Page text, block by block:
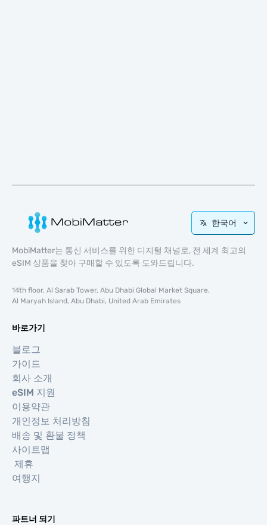
한국어
MobiMatter는 통신 서비스를 위한 디지털 채널로, 전 세계 최고의
eSIM 상품을 찾아 구매할 수 있도록 도와드립니다.
14th floor, Al Sarab Tower, Abu Dhabi Global Market Square,
Al Maryah Island, Abu Dhabi, United Arab Emirates
바로가기
블로그
가이드
회사 소개
eSIM 지원
이용약관
개인정보 처리방침
배송 및 환불 정책
사이트맵
제휴
여행지
파트너 되기